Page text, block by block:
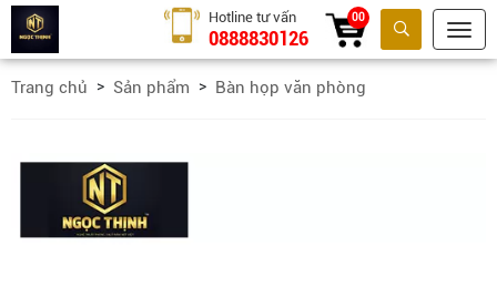
Tìm kiếm
Hotline tư vấn
0888830126
00
Trang chủ Sản phẩm Bàn họp văn phòng